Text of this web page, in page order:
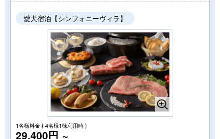
愛犬宿泊【シンフォニーヴィラ】
1名様料金( 4名様1棟利用時 )
29,400円 ～